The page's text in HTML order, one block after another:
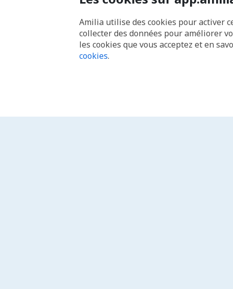
Amilia utilise des cookies pour activer
collecter des données pour améliorer
les cookies que vous acceptez et en
cookies.